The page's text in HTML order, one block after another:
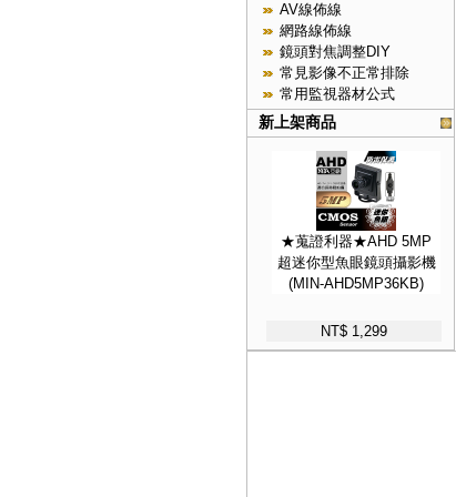
AV線佈線
網路線佈線
鏡頭對焦調整DIY
常見影像不正常排除
常用監視器材公式
新上架商品
★蒐證利器★AHD 5MP
超迷你型魚眼鏡頭攝影機
(MIN-AHD5MP36KB)
NT$ 1,299